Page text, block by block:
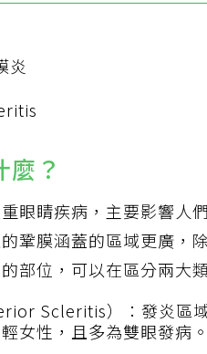
炎
麼？
眼睛疾病，主要影響人
鞏膜涵蓋的區域更廣，
部位，可以在區分兩大類
Scleritis）：發炎區
女性，且多為雙眼發病。